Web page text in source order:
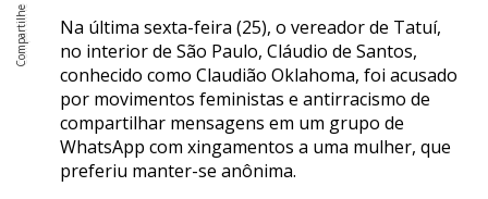
Na última sexta-feira (25), o vereador de Tatuí,
no interior de São Paulo, Cláudio de Santos,
conhecido como Claudião Oklahoma, foi acusado
por movimentos feministas e antirracismo de
compartilhar mensagens em um grupo de
WhatsApp com xingamentos a uma mulher, que
preferiu manter-se anônima.